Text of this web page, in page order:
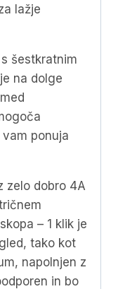
lažje
šestkratnim
na dolge
ponuja
zelo dobro 4A
– 1 klik je
tako kot
napolnjen z
in bo